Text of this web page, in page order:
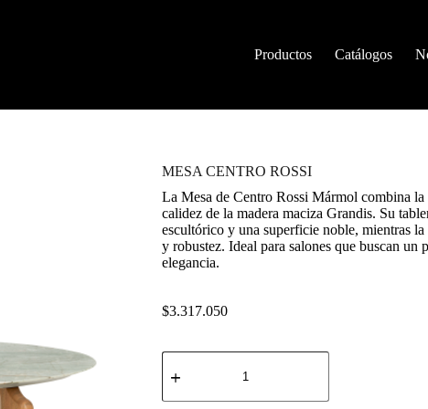
Productos
Catálogos
MESA CENTRO ROSSI
La Mesa de Centro Rossi Mármol combina
calidez de la madera maciza Grandis. Su
escultórico y una superficie noble, mientras
y robustez. Ideal para salones que buscan un
elegancia.
$3.317.050
MESA
CENTRO
cantidad